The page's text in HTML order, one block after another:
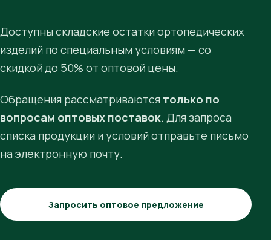
Доступны складские остатки ортопедических
изделий по специальным условиям — со
скидкой до 50% от оптовой цены.
Обращения рассматриваются только по
вопросам оптовых поставок. Для запроса
списка продукции и условий отправьте письмо
на электронную почту.
Запросить оптовое предложение